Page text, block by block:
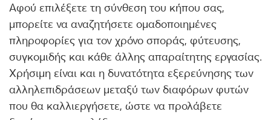
Αφού επιλέξετε τη σύνθεση του κήπου σας,
μπορείτε να αναζητήσετε ομαδοποιημένες
πληροφορίες για τον χρόνο σποράς, φύτευσης,
συγκομιδής και κάθε άλλης απαραίτητης εργασίας.
Χρήσιμη είναι και η δυνατότητα εξερεύνησης των
αλληλεπιδράσεων μεταξύ των διαφόρων φυτών
που θα καλλιεργήσετε, ώστε να προλάβετε